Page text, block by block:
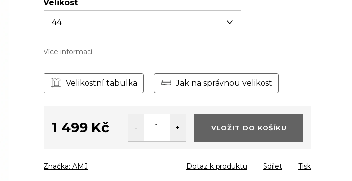
Velikost
Více informací
Velikostní tabulka Jak na správnou velikost
1 499 Kč VLOŽIT DO KOŠÍKU
Značka: AMJ Tisk
Dotaz k produktu Sdílet